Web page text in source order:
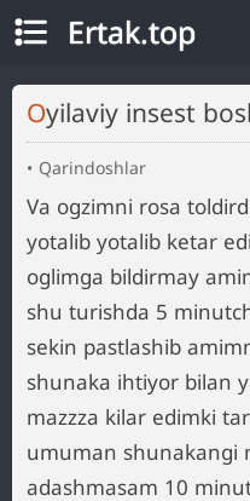
Ertak.top
Oyilaviy insest
Qarindoshlar
Va ogzimni rosa
yotalib yotalib ketar
oglimga bildirmay
shu turishda 5
sekin pastlashib
shunaka ihtiyor bilan
mazzza kilar edimki
umuman shunakangi
adashmasam 10